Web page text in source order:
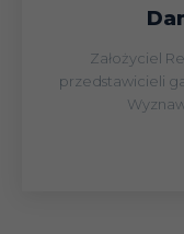
Założyciel
przedstawicieli